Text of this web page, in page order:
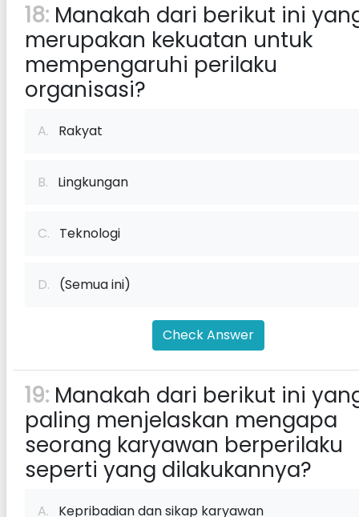
18: Manakah dari berikut ini
merupakan kekuatan untuk
mempengaruhi perilaku
organisasi?
A. Rakyat
B. Lingkungan
C. Teknologi
D. (Semua ini)
Check Answer
19: Manakah dari berikut ini
paling menjelaskan mengapa
seorang karyawan berperilaku
seperti yang dilakukannya?
A. Kepribadian dan sikap karyawan